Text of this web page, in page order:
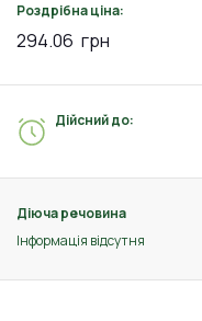
Роздрібна ціна:
294.06 грн
Діюча речовина
Інформація відсутня
Дійсний до: